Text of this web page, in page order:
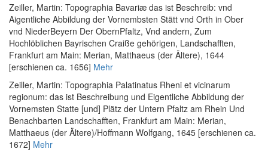
Zeiller, Martin: Topographia Bavariæ das ist Beschreib: vnd
Aigentliche Abbildung der Vornembsten Stätt vnd Orth in Ober
vnd NiederBeyern Der ObernPfaltz, Vnd andern, Zum
Hochlöblichen Bayrischen Craiße gehörigen, Landschafften,
Frankfurt am Main: Merian, Matthaeus (der Ältere), 1644
[erschienen ca. 1656] Mehr
Zeiller, Martin: Topographia Palatinatus Rheni et vicinarum
regionum: das ist Beschreibung und Eigentliche Abbildung der
Vornemsten Statte [und] Plätz der Untern Pfaltz am Rhein Und
Benachbarten Landschafften, Frankfurt am Main: Merian,
Matthaeus (der Ältere)/Hoffmann Wolfgang, 1645 [erschienen ca.
1672] Mehr